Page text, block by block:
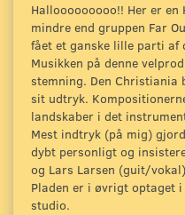
Hallooooooooo!! Her er en
mindre end gruppen Far
fået et ganske lille parti af
Musikken på denne
stemning. Den
sit udtryk.
landskaber i det
Mest indtryk (på mig)
dybt personligt og
og Lars Larsen (guit/
Pladen er i øvrigt optaget
studio.